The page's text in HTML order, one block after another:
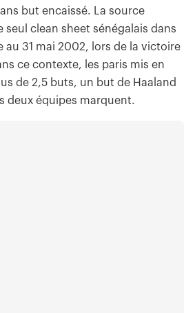
but encaissé. La source
seul clean sheet sénégalais dans
au 31 mai 2002, lors de la victoire
ce contexte, les paris mis en
de 2,5 buts, un but de Haaland
deux équipes marquent.